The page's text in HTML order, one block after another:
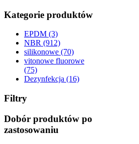
Kategorie produktów
EPDM (3)
NBR (912)
silikonowe (70)
vitonowe fluorowe
(75)
Dezynfekcja (16)
Filtry
Dobór produktów po
zastosowaniu